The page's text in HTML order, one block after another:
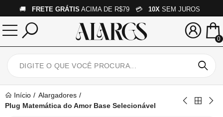
🚚 FRETE GRÁTIS ACIMA DE R$79 💳 10X SEM JUROS
0
Início
Alargadores
Plug Matemática do Amor Base Selecionável